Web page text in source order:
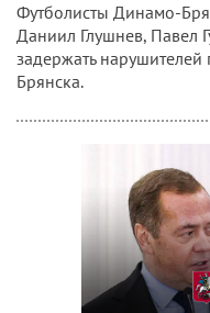
Футболисты Динамо-
Даниил Глушнев, Павел
задержать
Брянска.